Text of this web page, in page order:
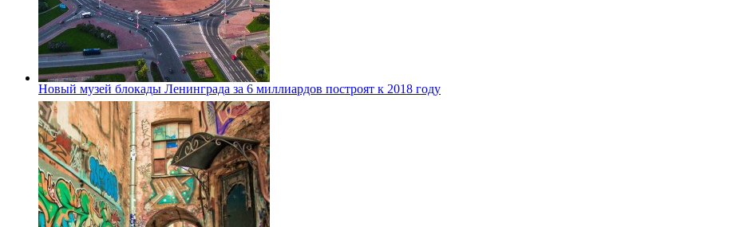
Новый музей блокады Ленинграда за 6 миллиардов построят к 2018 году